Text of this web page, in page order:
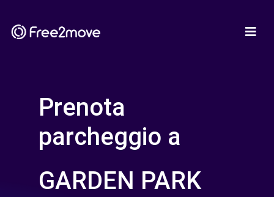
Prenota
parcheggio a
GARDEN PARK